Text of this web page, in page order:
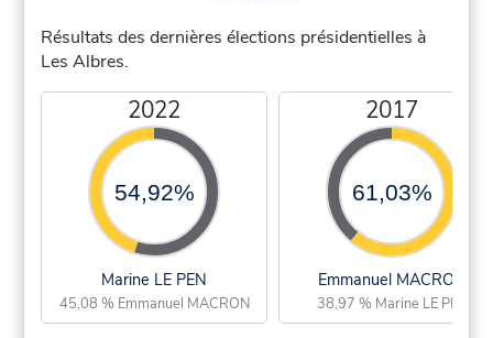
Résultats des dernières élections présidentielles à
Les Albres.
2022
54,92%
Marine LE PEN
45,08 % Emmanuel MACRON
2017
61,03%
Emmanuel MACRON
38,97 % Marine LE PEN